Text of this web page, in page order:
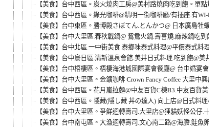
【美食】台中西區。炭火燒肉工房@美村路燒肉吃到飽。單點燒
【美食】台中西區。綠光咖啡@精明一街咖啡廳/有插座.有WI-
【美食】台中東區。勝博殿さぼてん.とんかつ@ 日本廣島牡蠣
【美食】台中大里區.春秋戰鍋@ 鴛鴦火鍋.壽喜燒.麻辣鍋吃到
【美食】台中北區.一中街美食.泰鄉味泰式料理@平價泰式料理.
【美食】台中烏日區.清新溫泉會館.美井日式料理.吃到飽@美
【美食】台中梧棲區。梧棲海港城國際宴會餐廳@ 台中婚宴會館
【美食】台中大里區。金鑛咖啡 Crown Fancy Coffee 大里中興店
【美食】台中西區。花月嵐拉麵@中友百貨C棟B3.中友百貨美食
【美食】台中西區。隱藏(隱し藏 丼の達人) 向上店@日式料理/
【美食】台中大里區。爭鮮迴轉壽司.大里店@狸貓妖怪公仔.十
【美食】台中南屯區。大漁迴轉壽司.文心南二路@海膽.鮭魚卵.